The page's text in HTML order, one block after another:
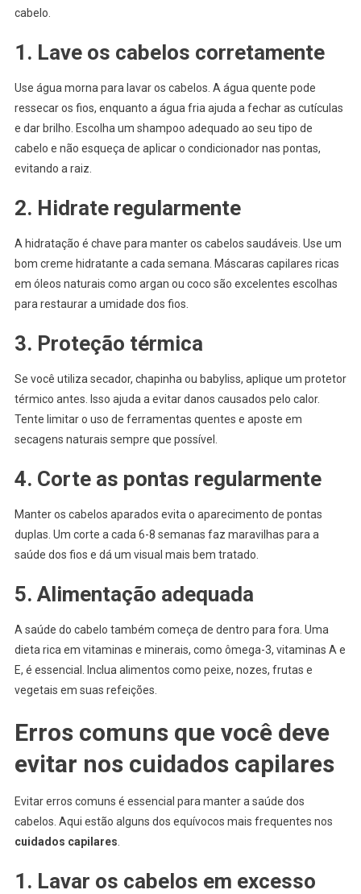
cabelo.
1. Lave os cabelos corretamente
Use água morna para lavar os cabelos. A água quente pode
ressecar os fios, enquanto a água fria ajuda a fechar as cutículas
e dar brilho. Escolha um shampoo adequado ao seu tipo de
cabelo e não esqueça de aplicar o condicionador nas pontas,
evitando a raiz.
2. Hidrate regularmente
A hidratação é chave para manter os cabelos saudáveis. Use um
bom creme hidratante a cada semana. Máscaras capilares ricas
em óleos naturais como argan ou coco são excelentes escolhas
para restaurar a umidade dos fios.
3. Proteção térmica
Se você utiliza secador, chapinha ou babyliss, aplique um protetor
térmico antes. Isso ajuda a evitar danos causados pelo calor.
Tente limitar o uso de ferramentas quentes e aposte em
secagens naturais sempre que possível.
4. Corte as pontas regularmente
Manter os cabelos aparados evita o aparecimento de pontas
duplas. Um corte a cada 6-8 semanas faz maravilhas para a
saúde dos fios e dá um visual mais bem tratado.
5. Alimentação adequada
A saúde do cabelo também começa de dentro para fora. Uma
dieta rica em vitaminas e minerais, como ômega-3, vitaminas A e
E, é essencial. Inclua alimentos como peixe, nozes, frutas e
vegetais em suas refeições.
Erros comuns que você deve
evitar nos cuidados capilares
Evitar erros comuns é essencial para manter a saúde dos
cabelos. Aqui estão alguns dos equívocos mais frequentes nos
cuidados capilares
1. Lavar os cabelos em excesso